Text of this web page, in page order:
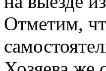
Отметим,